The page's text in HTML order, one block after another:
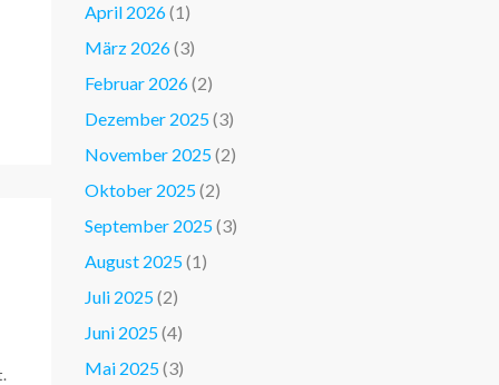
April 2026(1)
März 2026(3)
Februar 2026(2)
Dezember 2025(3)
November 2025(2)
Oktober 2025(2)
September 2025(3)
August 2025(1)
Juli 2025(2)
Juni 2025(4)
Mai 2025(3)